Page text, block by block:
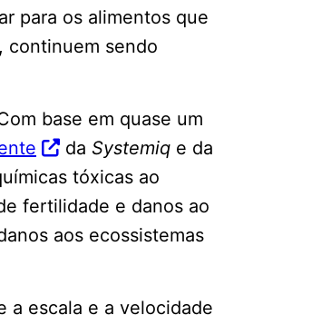
para os alimentos que
continuem sendo
base em quase um
da Systemiq e da
tóxicas ao
fertilidade e danos ao
aos ecossistemas
a escala e a velocidade